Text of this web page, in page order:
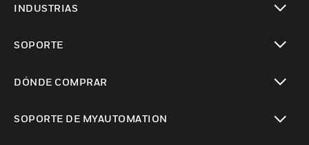
INDUSTRIAS
SOPORTE
DÓNDE COMPRAR
SOPORTE DE MYAUTOMATION